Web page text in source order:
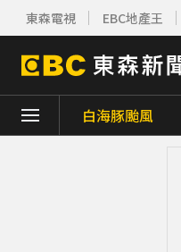
東森電視 EBC地產王
白海豚颱風